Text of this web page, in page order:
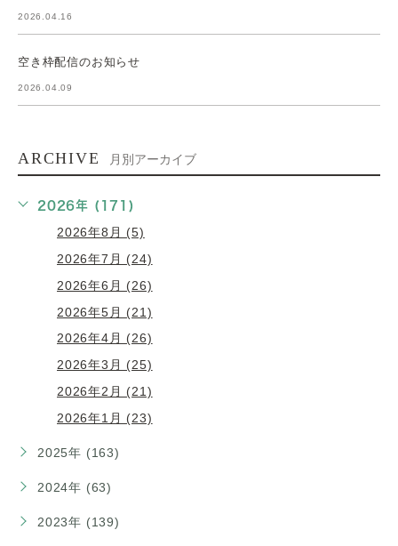
2026.04.16
空き枠配信のお知らせ
2026.04.09
ARCHIVE 月別アーカイブ
2026年 (171)
2026年8月 (5)
2026年7月 (24)
2026年6月 (26)
2026年5月 (21)
2026年4月 (26)
2026年3月 (25)
2026年2月 (21)
2026年1月 (23)
2025年 (163)
2024年 (63)
2023年 (139)